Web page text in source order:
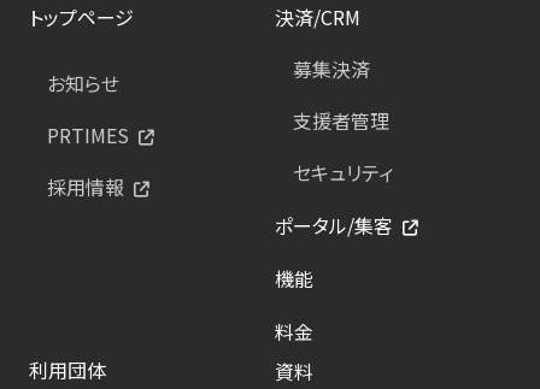
トップページ
お知らせ
PRTIMES
採用情報
決済/CRM
募集決済
支援者管理
セキュリティ
ポータル/集客
機能
料金
利用団体
資料